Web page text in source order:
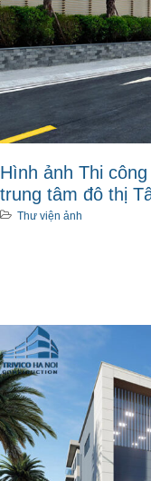
Hình ảnh Thi
trung tâm đô thị
Thư viện ảnh